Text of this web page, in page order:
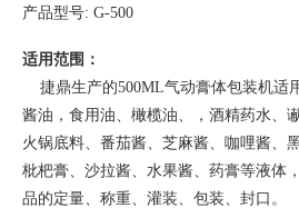
产品型号: G-500
适用范围：
捷鼎生产的500ML气动膏体包装机适
酱油，食用油、橄榄油、，酒精药水、
火锅底料、番茄酱、芝麻酱、咖哩酱、
枇杷膏、沙拉酱、水果酱、药膏等液体
品的定量、称重、灌装、包装、封口。